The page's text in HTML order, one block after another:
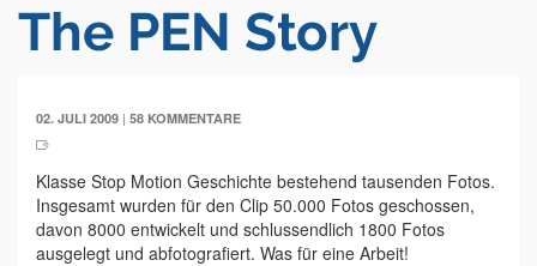
The PEN Story
02. JULI 2009 | 58 KOMMENTARE
Klasse Stop Motion Geschichte bestehend tausenden Fotos.
Insgesamt wurden für den Clip 50.000 Fotos geschossen,
davon 8000 entwickelt und schlussendlich 1800 Fotos
ausgelegt und abfotografiert. Was für eine Arbeit!